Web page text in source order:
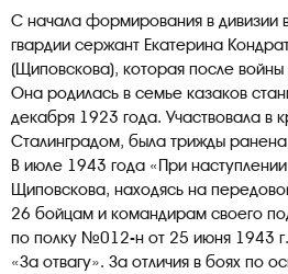
С начала формирования в дивизии
гвардии сержант Екатерина
(Щиповскова), которая после
Она родилась в семье казаков
декабря 1923 года. Участвовала в
Сталинградом, была трижды
В июле 1943 года «При
Щиповскова, находясь на
26 бойцам и командирам своего
по полку №012-н от 25 июня 1943
«За отвагу». За отличия в боях по